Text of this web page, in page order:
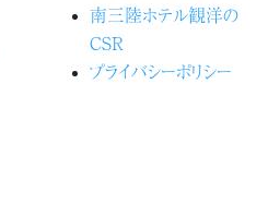
南三陸ホテル観洋の
CSR
プライバシーポリシー